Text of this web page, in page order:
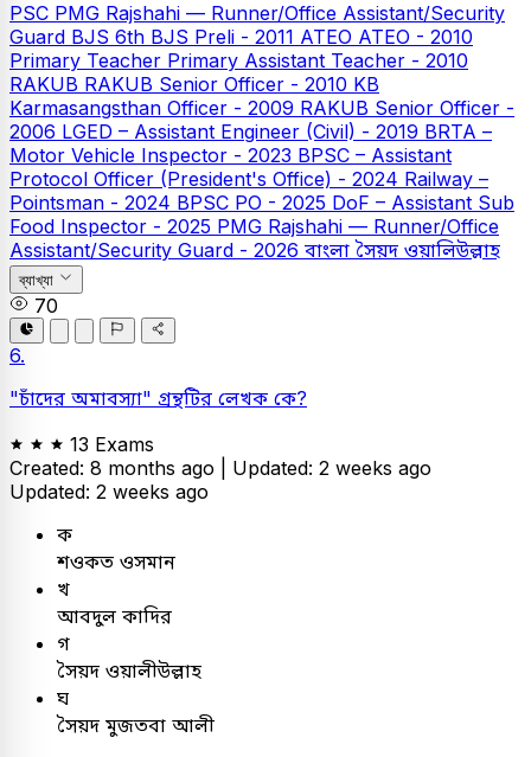
PSC PMG Rajshahi — Runner/Office Assistant/Security
Guard BJS 6th BJS Preli - 2011 ATEO ATEO - 2010
Primary Teacher Primary Assistant Teacher - 2010
RAKUB RAKUB Senior Officer - 2010 KB
Karmasangsthan Officer - 2009 RAKUB Senior Officer -
2006 LGED – Assistant Engineer (Civil) - 2019 BRTA –
Motor Vehicle Inspector - 2023 BPSC – Assistant
Protocol Officer (President's Office) - 2024 Railway –
Pointsman - 2024 BPSC PO - 2025 DoF – Assistant Sub
Food Inspector - 2025 PMG Rajshahi — Runner/Office
Assistant/Security Guard - 2026 বাংলা সৈয়দ ওয়ালিউল্লাহ
ব্যাখ্যা
70
6.
"চাঁদের অমাবস্যা" গ্রন্থটির লেখক কে?
13 Exams
Created: 8 months ago | Updated: 2 weeks ago
Updated: 2 weeks ago
ক
শওকত ওসমান
খ
আবদুল কাদির
গ
সৈয়দ ওয়ালীউল্লাহ
ঘ
সৈয়দ মুজতবা আলী